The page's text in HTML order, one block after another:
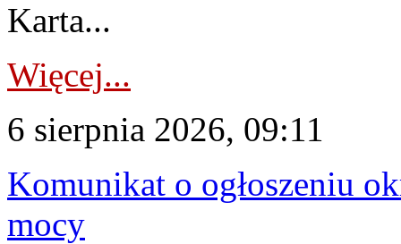
Karta...
Więcej...
6 sierpnia 2026, 09:11
Komunikat o ogłoszeniu
mocy